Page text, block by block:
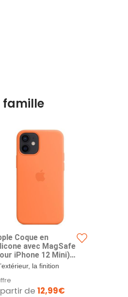
famille
Coque en
avec MagSafe
iPhone 12 Mini) -
la finition
offre...
de 12,99€